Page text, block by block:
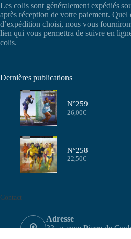
Les colis sont généralement expédiés
après réception de votre paiement. Quel
d’expédition choisi, nous vous
lien qui vous permettra de suivre en
colis.
Dernières publications
N°259
26,00€
N°258
22,50€
Contact
Adresse
33, avenue Pierre de